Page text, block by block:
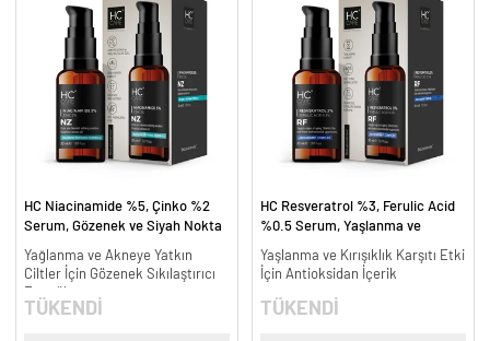
HC Niacinamide %5, Çinko %2
Serum, Gözenek ve Siyah Nokta
30 ml.
Yağlanma ve Akneye Yatkın
Ciltler İçin Gözenek Sıkılaştırıcı
TÜKENDİ
HC Resveratrol %3, Ferulic Acid
%0.5 Serum, Yaşlanma ve
Yaşlanma ve Kırışıklık Karşıtı Etki
İçin Antioksidan İçerik
TÜKENDİ